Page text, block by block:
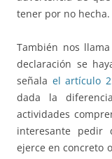
tener por no hecha.
También nos
declaración se
señala el artículo
dada la
actividades
interesante pedir
ejerce en concreto